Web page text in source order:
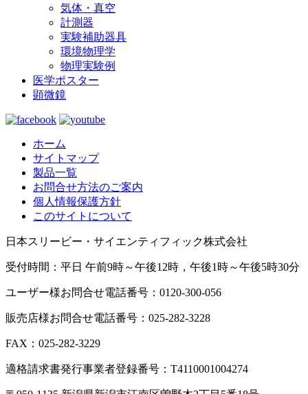
気体・真空
計測器
実験補助器具
環境物理学
物理実験例
医学ポスター
顕微鏡
ホーム
サイトマップ
製品一覧
お問合せ方法のご案内
個人情報保護方針
このサイトについて
日本スリービー・サイエンティフィック株式会社
受付時間：平日 午前9時～午後12時，午後1時～午後5時30分
ユーザー様お問合せ電話番号：0120-300-056
販売店様お問合せ電話番号：025-282-3228
FAX：025-282-3229
適格請求書発行事業者登録番号：T4110001004274